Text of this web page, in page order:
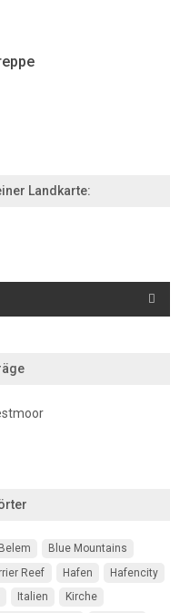
Landkarte:
Belem
Blue Mountains
Reef Hafen
Hafencity
Italien
Kirche